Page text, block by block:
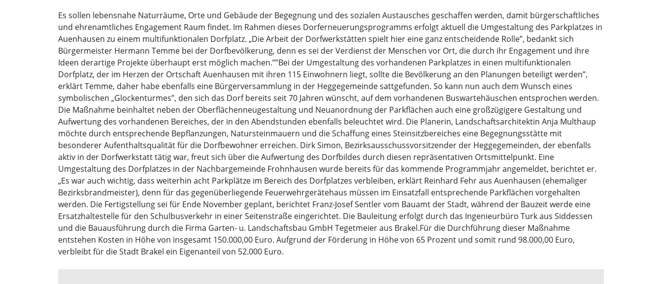
Es sollen lebensnahe Naturräume, Orte und Gebäude der Begegnung und des sozialen Austausches geschaffen werden, damit bürgerschaftliches
und ehrenamtliches Engagement Raum findet. Im Rahmen dieses Dorferneuerungsprogramms erfolgt aktuell die Umgestaltung des Parkplatzes in
Auenhausen zu einem multifunktionalen Dorfplatz. „Die Arbeit der Dorfwerkstätten spielt hier eine ganz entscheidende Rolle”, bedankt sich
Bürgermeister Hermann Temme bei der Dorfbevölkerung, denn es sei der Verdienst der Menschen vor Ort, die durch ihr Engagement und ihre
Ideen derartige Projekte überhaupt erst möglich machen.””Bei der Umgestaltung des vorhandenen Parkplatzes in einen multifunktionalen
Dorfplatz, der im Herzen der Ortschaft Auenhausen mit ihren 115 Einwohnern liegt, sollte die Bevölkerung an den Planungen beteiligt werden”,
erklärt Temme, daher habe ebenfalls eine Bürgerversammlung in der Heggegemeinde sattgefunden. So kann nun auch dem Wunsch eines
symbolischen „Glockenturmes”, den sich das Dorf bereits seit 70 Jahren wünscht, auf dem vorhandenen Buswartehäuschen entsprochen werden.
Die Maßnahme beinhaltet neben der Oberflächenneugestaltung und Neuanordnung der Parkflächen auch eine großzügigere Gestaltung und
Aufwertung des vorhandenen Bereiches, der in den Abendstunden ebenfalls beleuchtet wird. Die Planerin, Landschaftsarchitektin Anja Multhaup
möchte durch entsprechende Bepflanzungen, Natursteinmauern und die Schaffung eines Steinsitzbereiches eine Begegnungsstätte mit
besonderer Aufenthaltsqualität für die Dorfbewohner erreichen. Dirk Simon, Bezirksausschussvorsitzender der Heggegemeinden, der ebenfalls
aktiv in der Dorfwerkstatt tätig war, freut sich über die Aufwertung des Dorfbildes durch diesen repräsentativen Ortsmittelpunkt. Eine
Umgestaltung des Dorfplatzes in der Nachbargemeinde Frohnhausen wurde bereits für das kommende Programmjahr angemeldet, berichtet er.
„Es war auch wichtig, dass weiterhin acht Parkplätze im Bereich des Dorfplatzes verbleiben, erklärt Reinhard Fehr aus Auenhausen (ehemaliger
Bezirksbrandmeister), denn für das gegenüberliegende Feuerwehrgerätehaus müssen im Einsatzfall entsprechende Parkflächen vorgehalten
werden. Die Fertigstellung sei für Ende November geplant, berichtet Franz-Josef Sentler vom Bauamt der Stadt, während der Bauzeit werde eine
Ersatzhaltestelle für den Schulbusverkehr in einer Seitenstraße eingerichtet. Die Bauleitung erfolgt durch das Ingenieurbüro Turk aus Siddessen
und die Bauausführung durch die Firma Garten- u. Landschaftsbau GmbH Tegetmeier aus Brakel.Für die Durchführung dieser Maßnahme
entstehen Kosten in Höhe von insgesamt 150.000,00 Euro. Aufgrund der Förderung in Höhe von 65 Prozent und somit rund 98.000,00 Euro,
verbleibt für die Stadt Brakel ein Eigenanteil von 52.000 Euro.